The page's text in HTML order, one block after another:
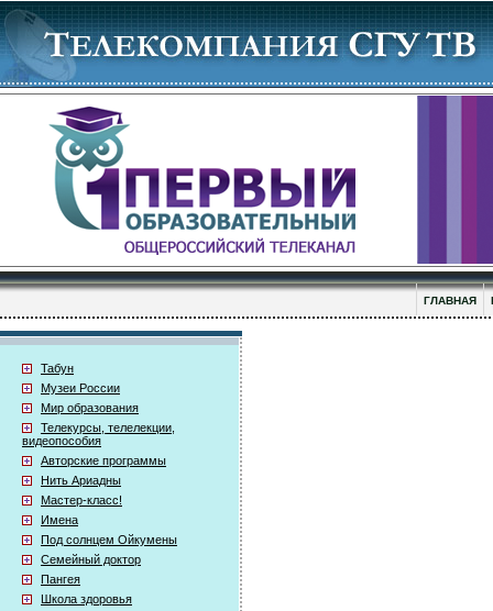
ГЛАВНАЯ
Табун
Музеи России
Мир образования
Телекурсы, телелекции,
видеопособия
Авторские программы
Нить Ариадны
Мастер-класс!
Имена
Под солнцем Ойкумены
Семейный доктор
Пангея
Школа здоровья